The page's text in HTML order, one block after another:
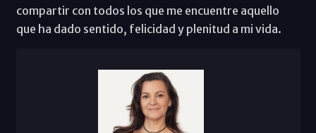
compartir con todos los que me encuentre aquello
que ha dado sentido, felicidad y plenitud a mi vida.